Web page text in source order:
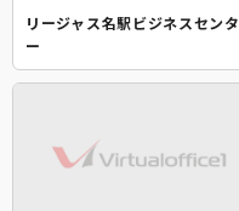
リージャス名駅ビジネスセンタ
ー